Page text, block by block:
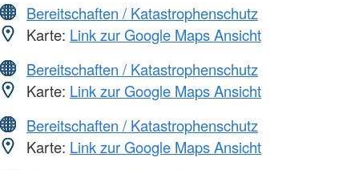
Bereitschaften / Katastrophenschutz
Karte: Link zur Google Maps Ansicht
Bereitschaften / Katastrophenschutz
Karte: Link zur Google Maps Ansicht
Bereitschaften / Katastrophenschutz
Karte: Link zur Google Maps Ansicht